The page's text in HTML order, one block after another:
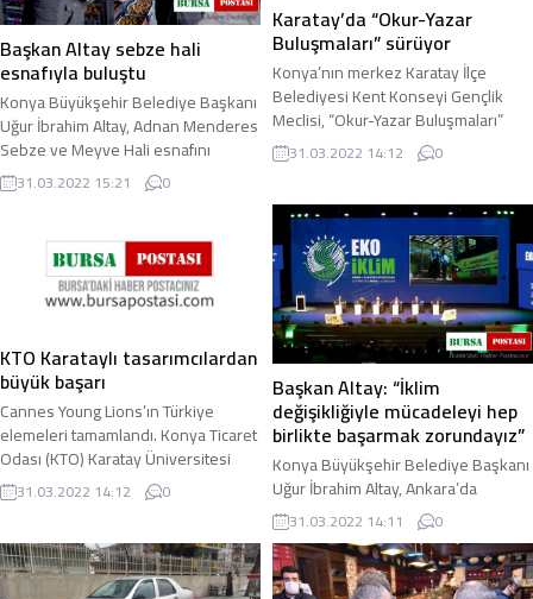
Başkan Altay sebze hali
esnafıyla buluştu
Konya Büyükşehir Belediye Başkanı
Uğur İbrahim Altay, Adnan Menderes
Sebze ve Meyve Hali esnafını
ziyaret etti. Büyükşehir Belediye
Başkanı Uğur ...
31.03.2022 15:21 0
Karatay’da “Okur-Yazar
Buluşmaları” sürüyor
Konya’nın merkez Karatay İlçe
Belediyesi Kent Konseyi Gençlik
Meclisi, “Okur-Yazar Buluşmaları”
projesi çerçevesinde Eğitimci-Yazar
Duran Çetin’i ...
31.03.2022 14:12 0
KTO Karataylı tasarımcılardan
büyük başarı
Cannes Young Lions’ın Türkiye
elemeleri tamamlandı. Konya Ticaret
Odası (KTO) Karatay Üniversitesi
Güzel Sanatlar ve Tasarım Fakültesi
Grafik ...
31.03.2022 14:12 0
Başkan Altay: “İklim
değişikliğiyle mücadeleyi hep
birlikte başarmak zorundayız”
Konya Büyükşehir Belediye Başkanı
Uğur İbrahim Altay, Ankara’da
düzenlenen Eko İklim Zirvesi’nde
“Büyükşehirlerde Yeşil Dönüşüm”
konulu panele ...
31.03.2022 14:11 0